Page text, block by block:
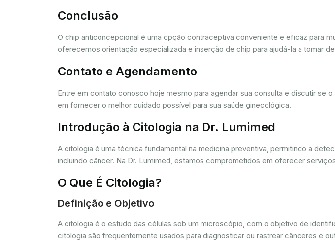
Conclusão
O chip anticoncepcional é uma opção contraceptiva conveniente e eficaz para
oferecemos orientação especializada e inserção de chip para ajudá-la a tomar
Contato e Agendamento
Entre em contato conosco hoje mesmo para agendar sua consulta e discutir
em fornecer o melhor cuidado possível para sua saúde ginecológica.
Introdução à Citologia na Dr. Lumimed
A citologia é uma técnica fundamental na medicina preventiva, permitindo a
incluindo câncer. Na Dr. Lumimed, estamos comprometidos em oferecer
O Que É Citologia?
Definição e Objetivo
A citologia é o estudo das células sob um microscópio, com o objetivo de
citologia são frequentemente usados para diagnosticar ou rastrear cânceres e